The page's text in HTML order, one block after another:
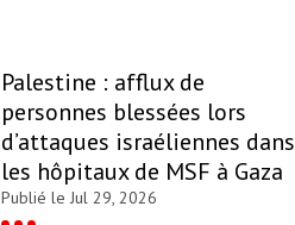
Palestine : afflux de
personnes blessées lors
d’attaques israéliennes dans
les hôpitaux de MSF à Gaza
Publié le Jul 29, 2026